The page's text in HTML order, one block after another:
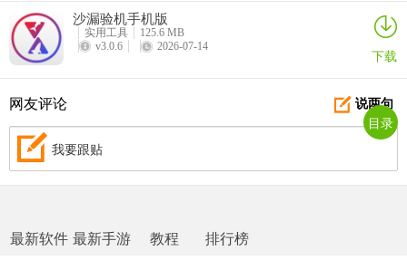
v1.8.6版本
优化流畅度
沙漏验机手机版
实用工具
125.6 MB
v3.0.6
2026-07-14 下载
说两句
网友评论
我要跟贴
最新软件 最新手游 教程 排行榜
目录